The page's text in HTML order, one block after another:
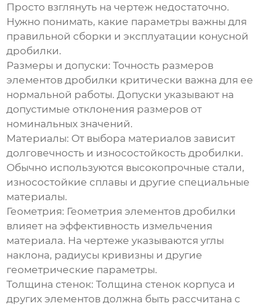
Просто взглянуть на чертеж недостаточно.
Нужно понимать, какие параметры важны для
правильной сборки и эксплуатации конусной
дробилки.
Размеры и допуски: Точность размеров
элементов дробилки критически важна для ее
нормальной работы. Допуски указывают на
допустимые отклонения размеров от
номинальных значений.
Материалы: От выбора материалов зависит
долговечность и износостойкость дробилки.
Обычно используются высокопрочные стали,
износостойкие сплавы и другие специальные
материалы.
Геометрия: Геометрия элементов дробилки
влияет на эффективность измельчения
материала. На чертеже указываются углы
наклона, радиусы кривизны и другие
геометрические параметры.
Толщина стенок: Толщина стенок корпуса и
других элементов должна быть рассчитана с